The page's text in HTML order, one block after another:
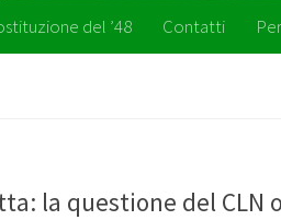
del ’48 Contatti
la questione del CLN